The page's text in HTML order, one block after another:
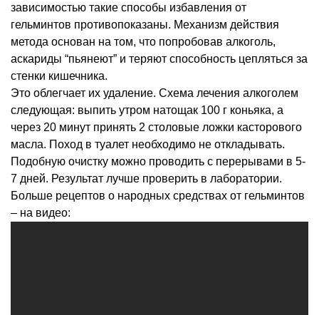
зависимостью такие способы избавления от
гельминтов противопоказаны. Механизм действия
метода основан на том, что попробовав алкоголь,
аскариды “пьянеют” и теряют способность цепляться за
стенки кишечника.
Это облегчает их удаление. Схема лечения алкоголем
следующая: выпить утром натощак 100 г коньяка, а
через 20 минут принять 2 столовые ложки касторового
масла. Поход в туалет необходимо не откладывать.
Подобную очистку можно проводить с перерывами в 5-
7 дней. Результат лучше проверить в лаборатории.
Больше рецептов о народных средствах от гельминтов
– на видео: